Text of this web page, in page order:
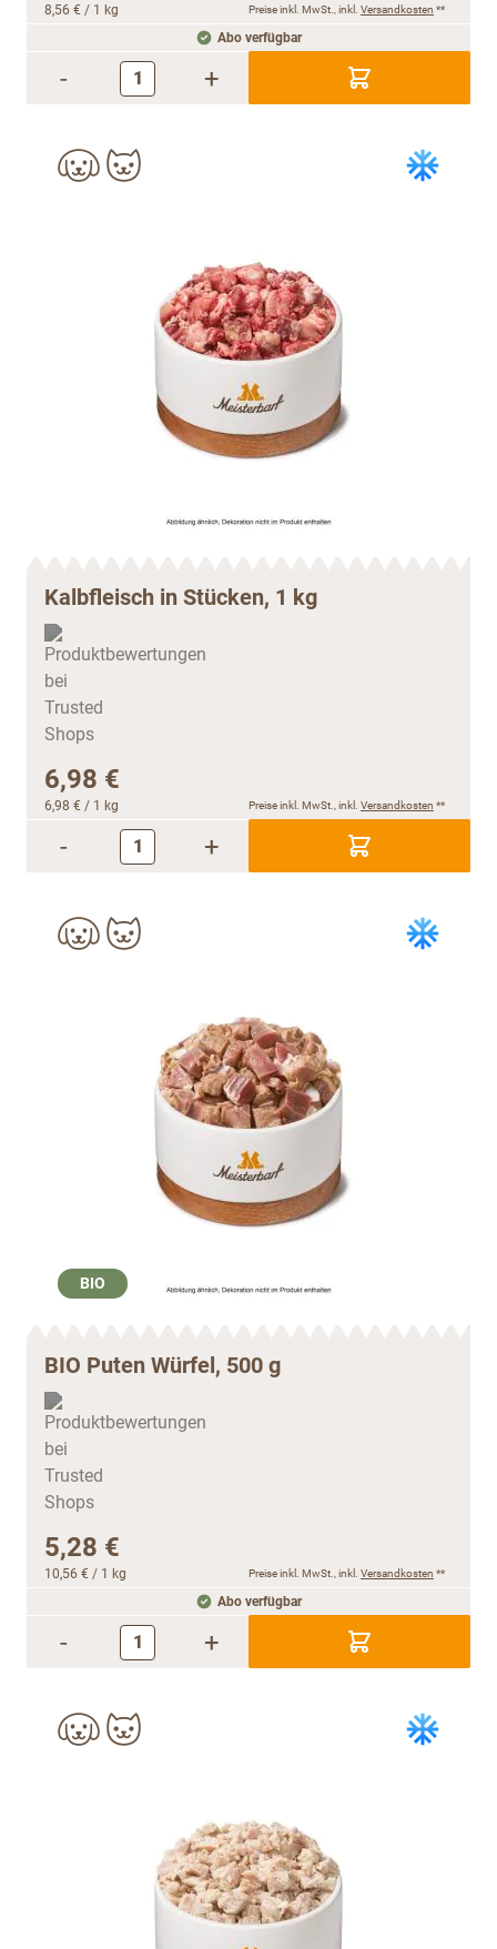
8,56 € / 1 kg Preise inkl. MwSt., inkl. Versandkosten **
Abo verfügbar
- +
Kalbfleisch in Stücken, 1 kg
6,98 €
6,98 € / 1 kg Preise inkl. MwSt., inkl. Versandkosten **
- +
BIO
BIO Puten Würfel, 500 g
5,28 €
10,56 € / 1 kg Preise inkl. MwSt., inkl. Versandkosten **
Abo verfügbar
- +